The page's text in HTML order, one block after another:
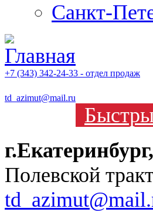
Санкт-
+7 (343) 342-24-33 - отдел продаж
td_azimut@mail.ru
г.Екатеринбург,
Полевской